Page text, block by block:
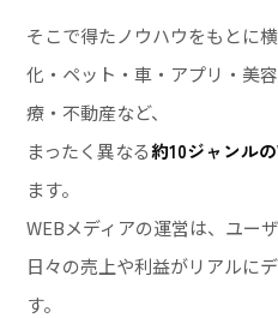
そこで得たノウハウをもとに
化・ペット・車・アプリ・美
療・不動産など、
まったく異なる約10ジャンル
ます。
WEBメディアの運営は、ユー
日々の売上や利益がリアルに
す。